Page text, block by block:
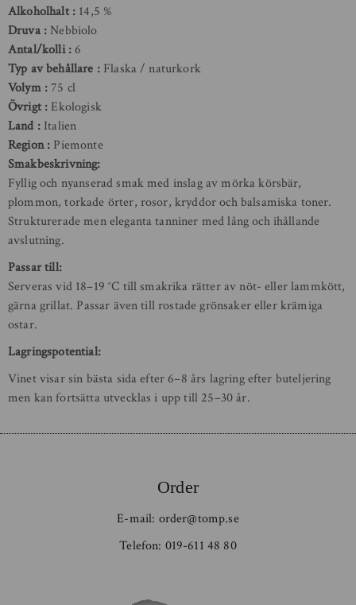
Alkoholhalt
14,5 %
Druva Nebbiolo
Antal/kolli 6
Typ av behållare
Flaska / naturkork
Volym 75 cl
Övrigt
Ekologisk
Land
Italien
Region
Piemonte
Smakbeskrivning:
Fyllig och nyanserad smak med inslag av mörka körsbär,
plommon, torkade örter, rosor, kryddor och balsamiska toner.
Strukturerade men eleganta tanniner med lång och ihållande
avslutning.
Passar till:
Serveras vid 18–19 °C till smakrika rätter av nöt- eller lammkött,
gärna grillat. Passar även till rostade grönsaker eller krämiga
ostar.
Lagringspotential:
Vinet visar sin bästa sida efter 6–8 års lagring efter buteljering
men kan fortsätta utvecklas i upp till 25–30 år.
Order
E-mail: order@tomp.se
Telefon: 019-611 48 80